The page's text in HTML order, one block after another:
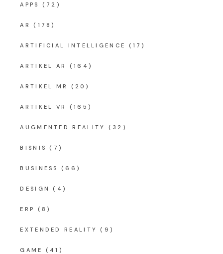
APPS (72)
AR (178)
ARTIFICIAL INTELLIGENCE (17)
ARTIKEL AR (164)
ARTIKEL MR (20)
ARTIKEL VR (165)
AUGMENTED REALITY (32)
BISNIS (7)
BUSINESS (66)
DESIGN (4)
ERP (8)
EXTENDED REALITY (9)
GAME (41)